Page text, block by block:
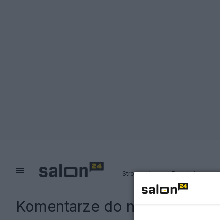
Strona główna Redakcja
Komentarze do notki: W